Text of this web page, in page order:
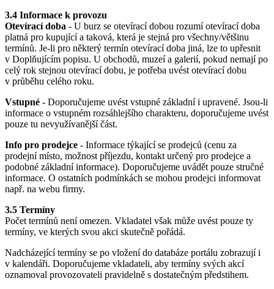
3.4 Informace k provozu
Otevírací doba - U burz se otevírací dobou rozumí otevírací doba
platná pro kupující a taková, která je stejná pro všechny/většinu
termínů. Je-li pro některý termín otevírací doba jiná, lze to upřesnit
v Doplňujícím popisu. U obchodů, muzeí a galerií, pokud nemají po
celý rok stejnou otevírací dobu, je potřeba uvést otevírací dobu
v průběhu celého roku.
Vstupné - Doporučujeme uvést vstupné základní i upravené. Jsou-li
informace o vstupném rozsáhlejšího charakteru, doporučujeme uvést
pouze tu nevyužívanější část.
Info pro prodejce - Informace týkající se prodejců (cenu za
prodejní místo, možnost příjezdu, kontakt určený pro prodejce a
podobné základní informace). Doporučujeme uvádět pouze stručné
informace. O ostatních podmínkách se mohou prodejci informovat
např. na webu firmy.
3.5 Termíny
Počet termínů není omezen. Vkladatel však může uvést pouze ty
termíny, ve kterých svou akci skutečně pořádá.
Nadcházející termíny se po vložení do databáze portálu zobrazují i
v kalendáři. Doporučujeme vkladateli, aby termíny svých akcí
oznamoval provozovateli pravidelně s dostatečným předstihem.